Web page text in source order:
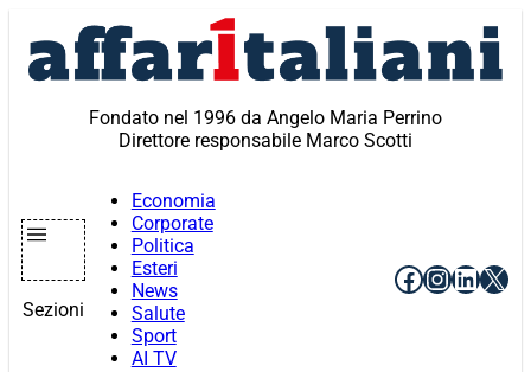
contenuto
Fondato nel 1996 da Angelo Maria Perrino
Direttore responsabile Marco Scotti
Sezioni
Economia
Corporate
Politica
Esteri
News
Salute
Sport
AI TV
Facebook
X